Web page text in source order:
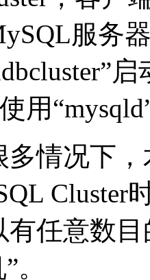
服务
用
情况下
Cluster
有任意数
。